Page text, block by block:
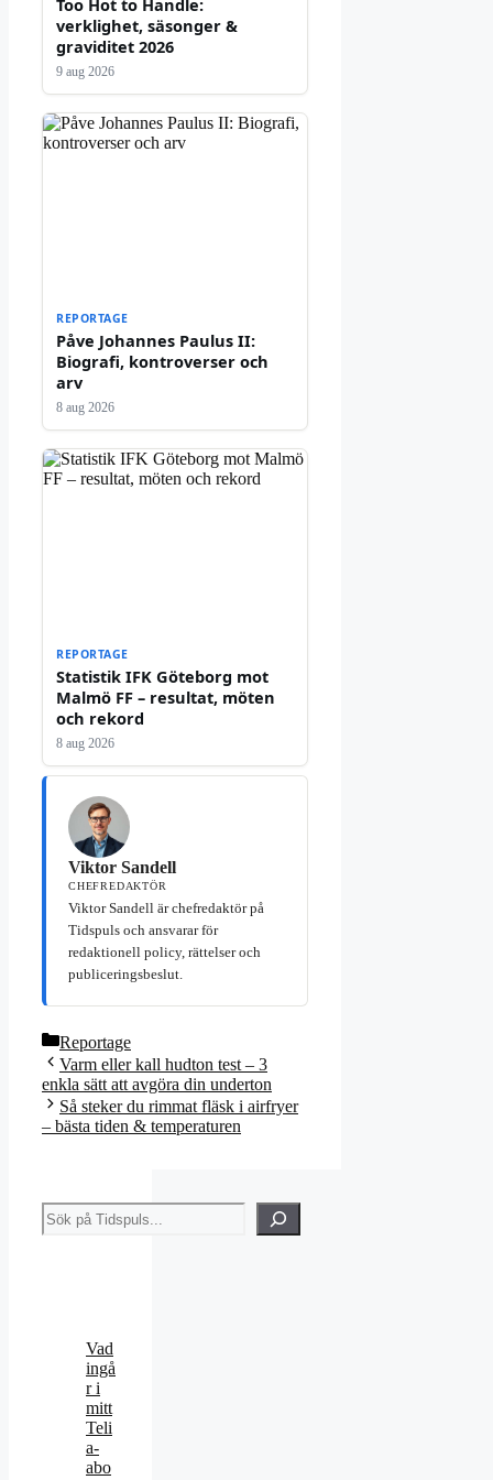
Too Hot to Handle:
verklighet, säsonger &
graviditet 2026
9 aug 2026
REPORTAGE
Påve Johannes Paulus II:
Biografi, kontroverser och
arv
8 aug 2026
REPORTAGE
Statistik IFK Göteborg mot
Malmö FF – resultat, möten
och rekord
8 aug 2026
Viktor Sandell
CHEFREDAKTÖR
Viktor Sandell är chefredaktör på
Tidspuls och ansvarar för
redaktionell policy, rättelser och
publiceringsbeslut.
Kategorier
Reportage
Varm eller kall hudton test – 3
enkla sätt att avgöra din underton
Så steker du rimmat fläsk i airfryer
– bästa tiden & temperaturen
Sök
Vad
ingå
r i
mitt
Teli
a-
abo